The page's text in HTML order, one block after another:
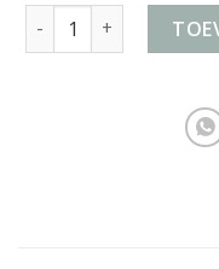
lichtgewicht koffer